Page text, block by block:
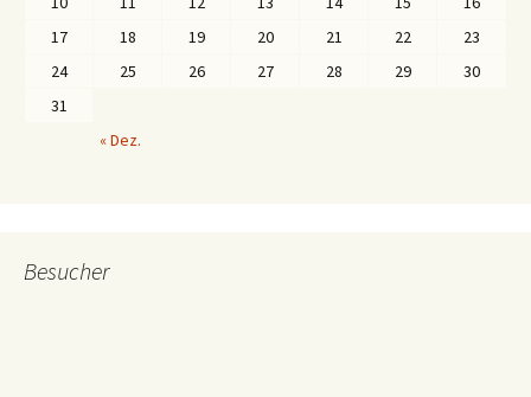
17
18 19 20 21 22
23
24
25 26 27 28 29
30
31
« Dez.
Besucher